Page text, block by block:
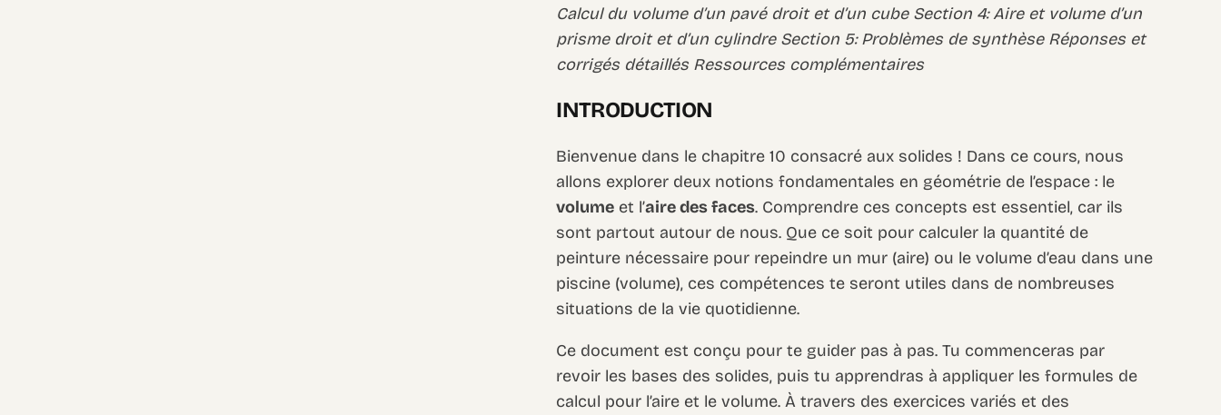
Calcul du volume d’un pavé droit et d’un cube Section 4: Aire et volume d’un
prisme droit et d’un cylindre Section 5: Problèmes de synthèse Réponses et
corrigés détaillés Ressources complémentaires
INTRODUCTION
Bienvenue dans le chapitre 10 consacré aux solides ! Dans ce cours, nous
allons explorer deux notions fondamentales en géométrie de l’espace : le
volume et l’aire des faces. Comprendre ces concepts est essentiel, car ils
sont partout autour de nous. Que ce soit pour calculer la quantité de
peinture nécessaire pour repeindre un mur (aire) ou le volume d’eau dans une
piscine (volume), ces compétences te seront utiles dans de nombreuses
situations de la vie quotidienne.
Ce document est conçu pour te guider pas à pas. Tu commenceras par
revoir les bases des solides, puis tu apprendras à appliquer les formules de
calcul pour l’aire et le volume. À travers des exercices variés et des